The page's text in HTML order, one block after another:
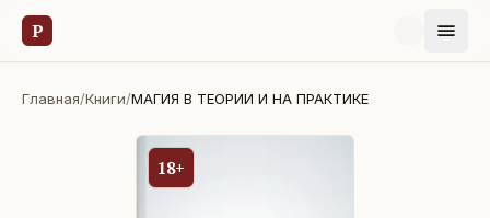
Р
Главная/Книги/МАГИЯ В ТЕОРИИ И НА ПРАКТИКЕ
18+